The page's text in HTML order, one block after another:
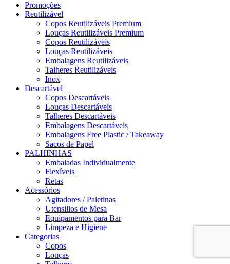
Promoções
Reutilizável
Copos Reutilizáveis Premium
Louças Reutilizáveis Premium
Copos Reutilizáveis
Louças Reutilizáveis
Embalagens Reutilizáveis
Talheres Reutilizáveis
Inox
Descartável
Copos Descartáveis
Louças Descartáveis
Talheres Descartáveis
Embalagens Descartáveis
Embalagens Free Plastic / Takeaway
Sacos de Papel
PALHINHAS
Embaladas Individualmente
Flexíveis
Retas
Acessórios
Agitadores / Paletinas
Utensilios de Mesa
Equipamentos para Bar
Limpeza e Higiene
Categorias
Copos
Louças